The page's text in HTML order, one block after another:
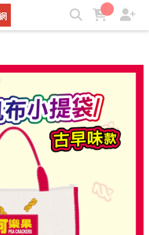
古早味款) | ★聯華食品e購網★